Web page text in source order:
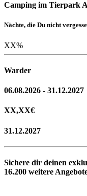
Camping im Tierpark
Nächte, die Du nicht
XX%
Warder
06.08.2026 - 31.12.2027
XX,XX€
31.12.2027
Sichere dir deinen
16.200 weitere